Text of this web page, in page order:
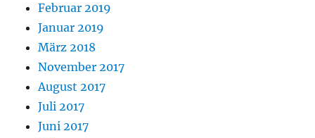
Februar 2019
Januar 2019
März 2018
November 2017
August 2017
Juli 2017
Juni 2017